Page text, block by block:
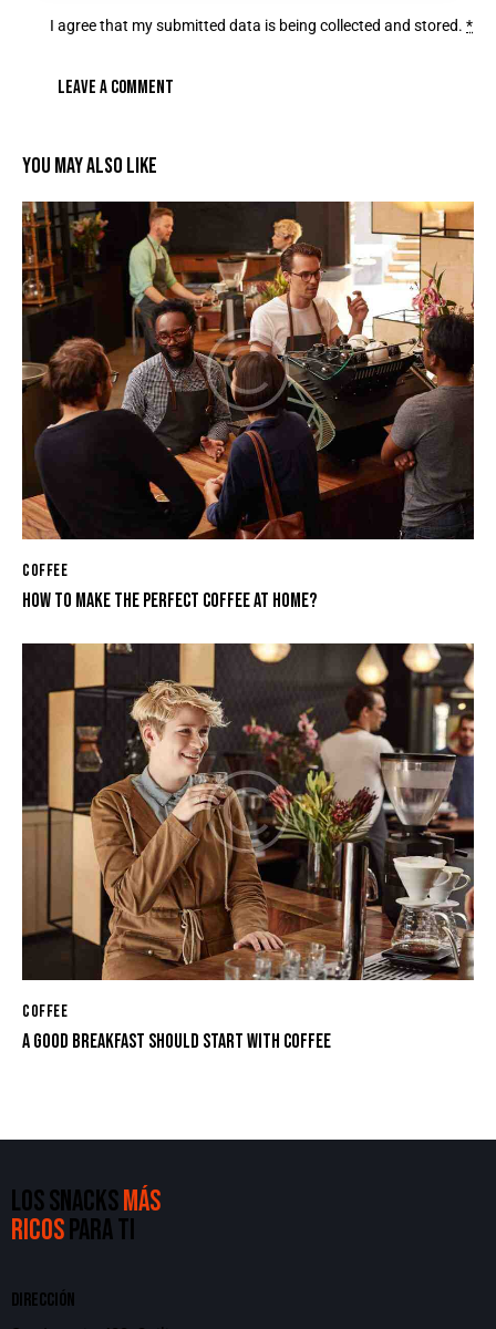
I agree that my submitted data is beingcollected and stored.*
YOU MAY ALSO LIKE
COFFEE
HOW TO MAKE THE PERFECT COFFEE AT HOME?
COFFEE
A GOOD BREAKFAST SHOULD START WITH COFFEE
LOS SNACKSMÁS
RICOSPARA TI
DIRECCIÓN